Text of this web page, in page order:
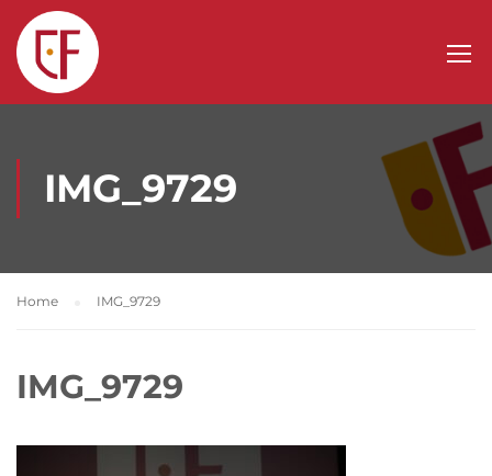
IMG_9729
Home IMG_9729
IMG_9729